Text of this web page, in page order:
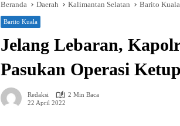
Beranda Daerah Kalimantan Selatan Barito Kuala
Barito Kuala
Jelang Lebaran,
Pasukan Operasi
Redaksi
2 Min Baca
22 April 2022